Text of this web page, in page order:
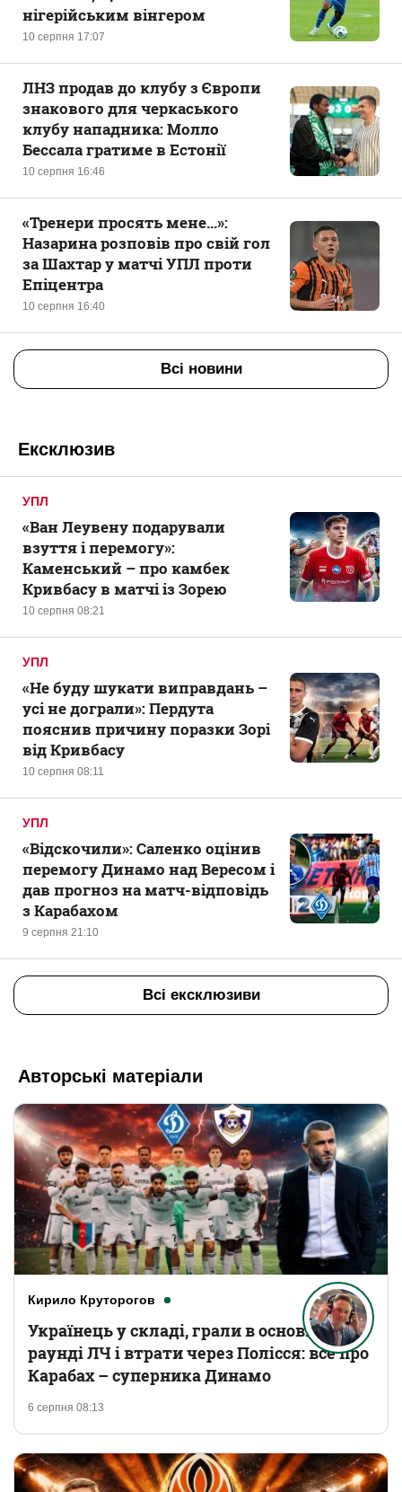
10 серпня 17:07
нігерійським вінгером
10 серпня 16:46
ЛНЗ продав до клубу з Європи
знакового для черкаського
клубу нападника: Молло
Бессала гратиме в Естонії
10 серпня 16:40
«Тренери просять мене...»:
Назарина розповів про свій гол
за Шахтар у матчі УПЛ проти
Епіцентра
Всі новини
Ексклюзив
УПЛ
10 серпня 08:21
«Ван Леувену подарували
взуття і перемогу»:
Каменський – про камбек
Кривбасу в матчі із Зорею
УПЛ
10 серпня 08:11
«Не буду шукати виправдань –
усі не дограли»: Пердута
пояснив причину поразки Зорі
від Кривбасу
УПЛ
9 серпня 21:10
«Відскочили»: Саленко оцінив
перемогу Динамо над Вересом і
дав прогноз на матч-відповідь
з Карабахом
Всі ексклюзиви
Авторські матеріали
Кирило Круторогов
6 серпня 08:13
Українець у складі, грали в основному
раунді ЛЧ і втрати через Полісся: все про
Карабах – суперника Динамо